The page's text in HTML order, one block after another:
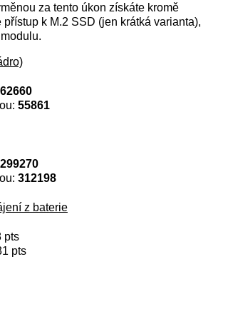
za tento úkon získáte kromě
k M.2 SSD (jen krátká varianta),
62660
55861
299270
312198
z baterie
pts
pts